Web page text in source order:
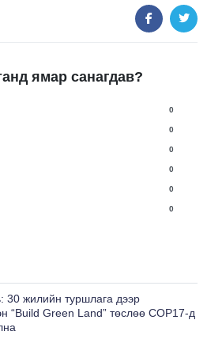
ямар санагдав?
0
0
0
0
0
0
30 жилийн туршлага дээр
“Build Green Land” төслөө COP17-д